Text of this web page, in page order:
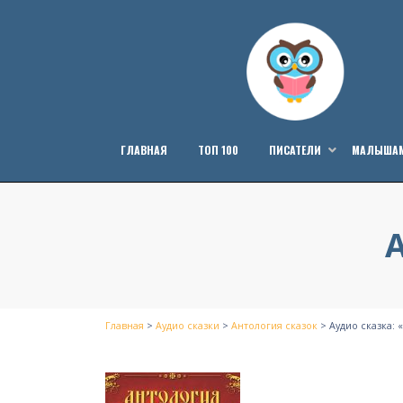
ГЛАВНАЯ ТОП 100 ПИСАТЕЛИ
Главная > Аудио сказки > Антология сказок > Аудио сказка: